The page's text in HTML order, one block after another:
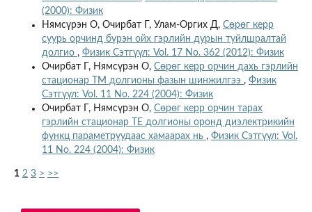
(2000): Физик
Нямсүрэн О, Очирбат Г, Улам-Оргих Д, Сөрөг керр
суурь орчинд бүрэн ойх гэрлийн дурын туйлшралтай
долгио , Физик Сэтгүүл: Vol. 17 No. 362 (2012): Физик
Очирбат Г, Нямсүрэн О, Сөрөг керр орчин дахь гэрлийн
стационар ТМ долгионы фазын шинжилгээ , Физик
Сэтгүүл: Vol. 11 No. 224 (2004): Физик
Очирбат Г, Нямсүрэн О, Сөрөг керр орчин тарах
гэрлийн стационар ТE долгионы оронд диэлектрикийн
функц параметруудаас хамаарах нь , Физик Сэтгүүл: Vol.
11 No. 224 (2004): Физик
1 2 3 > >>